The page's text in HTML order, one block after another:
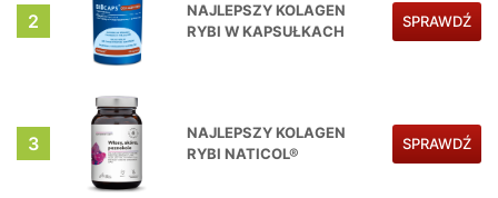
2
NAJLEPSZY KOLAGEN
RYBI W KAPSUŁKACH
SPRAWDŹ
3
NAJLEPSZY KOLAGEN
RYBI NATICOL®
SPRAWDŹ